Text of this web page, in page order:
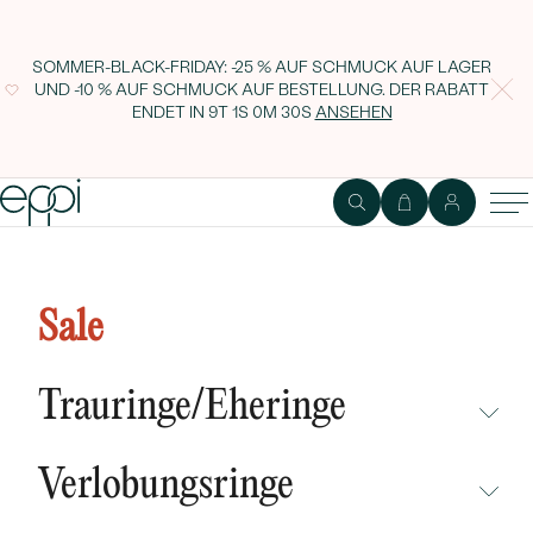
SOMMER-BLACK-FRIDAY: -25 % AUF SCHMUCK AUF LAGER
UND -10 % AUF SCHMUCK AUF BESTELLUNG. DER RABATT
ENDET IN 9T 1S 0M 29S ANSEHEN
Sale
Trauringe/Eheringe
NEUHEITEN
Verlobungsringe
Tsavorit-Granaten Lowri